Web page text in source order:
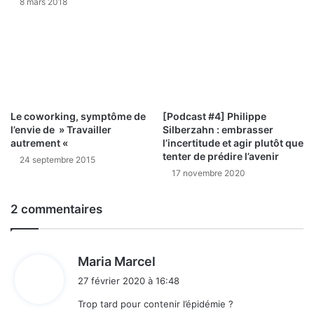
Le coworking, symptôme de
l’envie de » Travailler
autrement «
24 septembre 2015
[Podcast #4] Philippe
Silberzahn : embrasser
l’incertitude et agir plutôt que
tenter de prédire l’avenir
17 novembre 2020
2 commentaires
Maria Marcel
27 février 2020 à 16:48
Trop tard pour contenir l’épidémie ?